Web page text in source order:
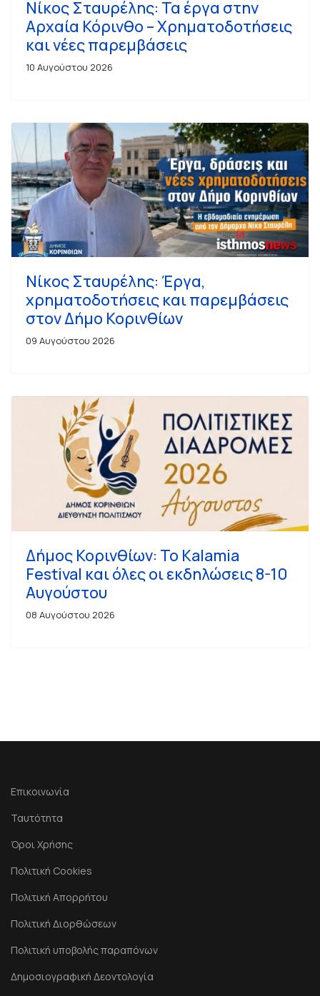
Νίκος Σταυρέλης: Τα έργα στην
Αρχαία Κόρινθο – Χρηματοδοτήσεις
και νέες παρεμβάσεις
10 Αυγούστου 2026
Νίκος Σταυρέλης: Έργα,
χρηματοδοτήσεις και παρεμβάσεις
στον Δήμο Κορινθίων
09 Αυγούστου 2026
Δήμος Κορινθίων: Το Kalamia
Festival και όλες οι εκδηλώσεις 8-10
Αυγούστου
08 Αυγούστου 2026
Επικοινωνία
Ταυτότητα
Όροι Χρήσης
Πολιτική Cookies
Πολιτική Απορρήτου
Πολιτική Διορθώσεων
Πολιτική υποβολής παραπόνων
Δημοσιογραφική Δεοντολογία